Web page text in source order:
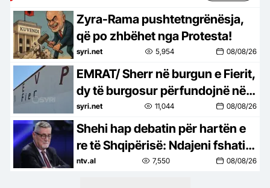
Zyra-Rama pushtetngrënësja,
që po zhbëhet nga Protesta!
syri.net 5,954 08/08/26
EMRAT/ Sherr në burgun e Fierit,
dy të burgosur përfundojnë në
spital
syri.net 11,044 08/08/26
Shehi hap debatin për hartën e
re të Shqipërisë: Ndajeni fshatin
nga qyteti
ntv.al 7,550 08/08/26